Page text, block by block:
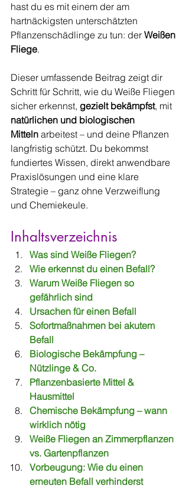
hast du es mit einem der am
hartnäckigsten unterschätzten
Pflanzenschädlinge zu tun: der Weißen
Fliege.
Dieser umfassende Beitrag zeigt dir
Schritt für Schritt, wie du Weiße Fliegen
sicher erkennst, gezielt bekämpfst, mit
natürlichen und biologischen
Mitteln arbeitest – und deine Pflanzen
langfristig schützt. Du bekommst
fundiertes Wissen, direkt anwendbare
Praxislösungen und eine klare
Strategie – ganz ohne Verzweiflung
und Chemiekeule.
Inhaltsverzeichnis
Was sind Weiße Fliegen?
Wie erkennst du einen Befall?
Warum Weiße Fliegen so
gefährlich sind
Ursachen für einen Befall
Sofortmaßnahmen bei akutem
Befall
Biologische Bekämpfung –
Nützlinge & Co.
Pflanzenbasierte Mittel &
Hausmittel
Chemische Bekämpfung – wann
wirklich nötig
Weiße Fliegen an Zimmerpflanzen
vs. Gartenpflanzen
Vorbeugung: Wie du einen
erneuten Befall verhinderst